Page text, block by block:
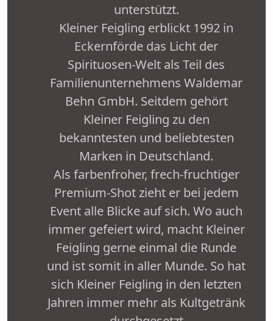
unterstützt.
Kleiner Feigling erblickt 1992 in
Eckernförde das Licht der
Spirituosen-Welt als Teil des
Familienunternehmens Waldemar
Behn GmbH. Seitdem gehört
Kleiner Feigling zu den
bekanntesten und beliebtesten
Marken in Deutschland.
Als farbenfroher, frech-fruchtiger
Premium-Shot zieht er bei jedem
Event alle Blicke auf sich. Wo auch
immer gefeiert wird, macht Kleiner
Feigling gerne einmal die Runde
und ist somit in aller Munde. So hat
sich Kleiner Feigling in den letzten
Jahren immer mehr als Kultgetränk